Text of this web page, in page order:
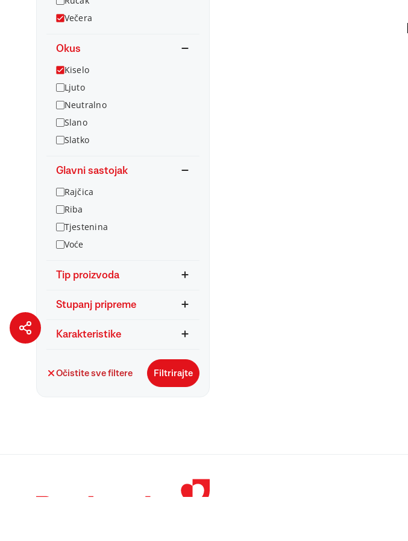
Večera
Okus
Kiselo
Ljuto
Neutralno
Slano
Slatko
Glavni sastojak
Rajčica
Riba
Tjestenina
Voće
Tip proizvoda
Stupanj pripreme
Karakteristike
Očistite sve filtere Filtrirajte